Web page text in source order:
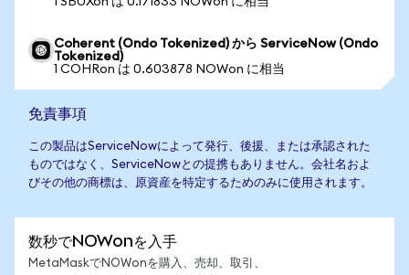
Coherent (Ondo Tokenized) から ServiceNow (Ondo
Tokenized)
1 COHRon は 0.603878 NOWon に相当
免責事項
この製品はServiceNowによって発行、後援、または承認された
ものではなく、ServiceNowとの提携もありません。会社名およ
びその他の商標は、原資産を特定するためのみに使用されます。
数秒でNOWonを入手
MetaMaskでNOWonを購入、売却、取引、